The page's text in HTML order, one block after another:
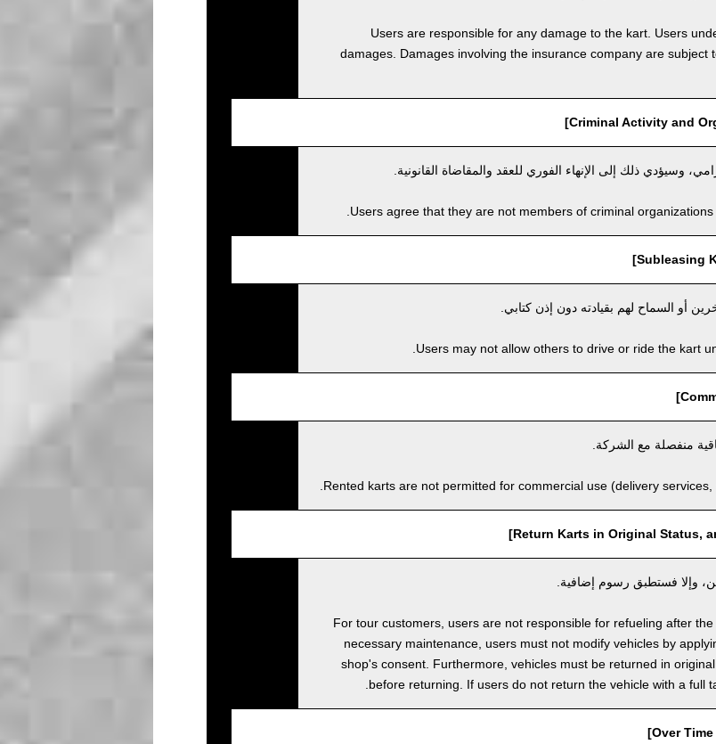
Users are responsible for any damage to the kart. Users
damages. Damages involving the insurance company are subject
ذلك إلى الإنهاء الفوري للعقد والمقاضاة القانونية.
Users agree that they are not members of criminal
أو السماح لهم بقيادته دون إذن كتابي.
Users may not allow others to drive or ride the kart
منفصلة مع الشركة.
Rented karts are not permitted for commercial use (delivery
وإلا فستطبق رسوم إضافية.
For tour customers, users are not responsible for refueling after
necessary maintenance, users must not modify vehicles by
shop's consent. Furthermore, vehicles must be returned in
before returning. If users do not return the vehicle with a full